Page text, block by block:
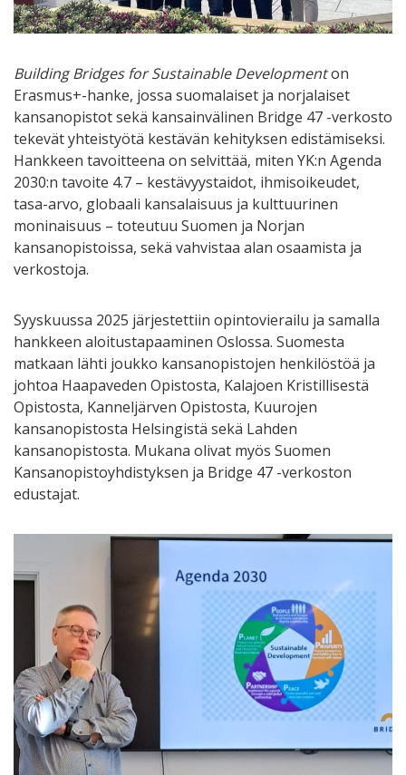
Building Bridges for Sustainable Developmenton
Erasmus+-hanke, jossa suomalaiset ja norjalaiset
kansanopistot sekä kansainvälinen Bridge 47 -verkosto
tekevät yhteistyötä kestävän kehityksen edistämiseksi.
Hankkeen tavoitteena on selvittää, miten YK:n Agenda
2030:n tavoite 4.7 – kestävyystaidot, ihmisoikeudet,
tasa-arvo, globaali kansalaisuus ja kulttuurinen
moninaisuus – toteutuu Suomen ja Norjan
kansanopistoissa, sekä vahvistaa alan osaamista ja
verkostoja.
Syyskuussa 2025 järjestettiin opintovierailu ja samalla
hankkeen aloitustapaaminen Oslossa. Suomesta
matkaan lähti joukko kansanopistojen henkilöstöä ja
johtoa Haapaveden Opistosta, Kalajoen Kristillisestä
Opistosta, Kanneljärven Opistosta, Kuurojen
kansanopistosta Helsingistä sekä Lahden
kansanopistosta. Mukana olivat myös Suomen
Kansanopistoyhdistyksen ja Bridge 47 -verkoston
edustajat.